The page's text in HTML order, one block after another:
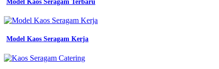
jual
dinas
pdl
dongker
wanita
Model Kaos Seragam Terbaru
Model Kaos Seragam Kerja